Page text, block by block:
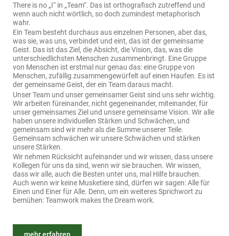
There is no „I“ in „Team“. Das ist orthografisch zutreffend und
wenn auch nicht wörtlich, so doch zumindest metaphorisch
wahr.
Ein Team besteht durchaus aus einzelnen Personen, aber das,
was sie, was uns, verbindet und eint, das ist der gemeinsame
Geist. Das ist das Ziel, die Absicht, die Vision, das, was die
unterschiedlichsten Menschen zusammenbringt. Eine Gruppe
von Menschen ist erstmal nur genau das: eine Gruppe von
Menschen, zufällig zusammengewürfelt auf einen Haufen. Es ist
der gemeinsame Geist, der ein Team daraus macht.
Unser Team und unser gemeinsamer Geist sind uns sehr wichtig.
Wir arbeiten füreinander, nicht gegeneinander, miteinander, für
unser gemeinsames Ziel und unsere gemeinsame Vision. Wir alle
haben unsere individuellen Stärken und Schwächen, und
gemeinsam sind wir mehr als die Summe unserer Teile.
Gemeinsam schwächen wir unsere Schwächen und stärken
unsere Stärken.
Wir nehmen Rücksicht aufeinander und wir wissen, dass unsere
Kollegen für uns da sind, wenn wir sie brauchen. Wir wissen,
dass wir alle, auch die Besten unter uns, mal Hilfe brauchen.
Auch wenn wir keine Musketiere sind, dürfen wir sagen: Alle für
Einen und Einer für Alle. Denn, um ein weiteres Sprichwort zu
bemühen: Teamwork makes the Dream work.
wissen aber, dass Sprichwörter oft ein Fünkchen Wahrheit
enthalten. Wir kommunizieren offen, ehrlich und transparent
Qualität unserer Arbeit, nicht arrogant, aber selbstbewusst. Wir
wissen, dass unser Teamgeist, unser Respekt und unsere
mehr erfahren